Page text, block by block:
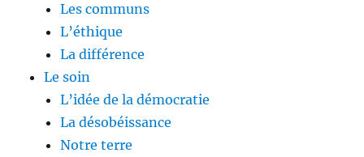
Les communs
L’éthique
La différence
Le soin
L’idée de la démocratie
La désobéissance
Notre terre